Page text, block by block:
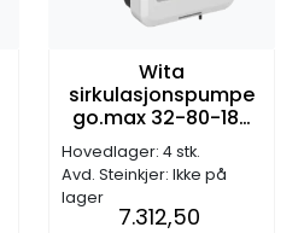
Wita
sirkulasjonspumpe
go.max 32-80-180
PWM, DN32, G2",
8,0m (H)
Hovedlager: 4 stk.
Avd. Steinkjer: Ikke på
lager
7.312,50